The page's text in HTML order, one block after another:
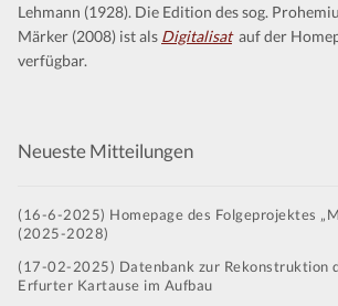
Lehmann (1928). Die Edition des sog.
Märker (2008) ist als Digitalisatauf der
verfügbar.
Neueste Mitteilungen
(16-6-2025) Homepage des Folgeprojektes
(2025-2028)
(17-02-2025) Datenbank zur Rekonstruktion
Erfurter Kartause im Aufbau